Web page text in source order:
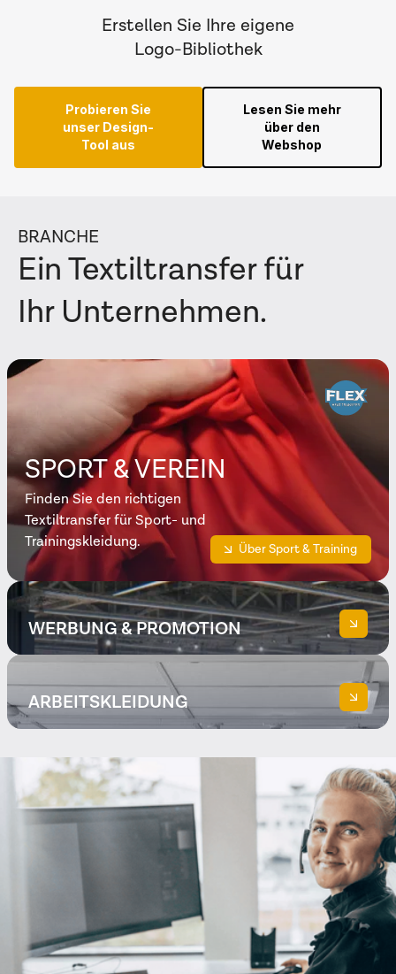
Erstellen Sie Ihre eigene
Logo-Bibliothek
Probieren Sie
unser Design-
Tool aus
Lesen Sie mehr
über den
Webshop
BRANCHE
Ein Textiltransfer für
Ihr Unternehmen.
SPORT & VEREIN
Finden Sie den richtigen
Textiltransfer für Sport- und
Trainingskleidung.
Über Sport & Training
WERBUNG & PROMOTION
Über Werbeprodukte
ARBEITSKLEIDUNG
Über Arbeitskleidung